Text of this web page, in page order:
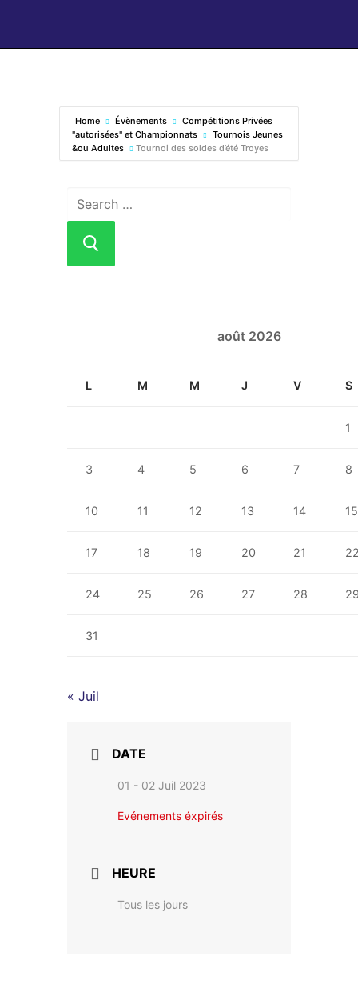
Home Évènements
Compétitions Privées
"autorisées" et Championnats
Tournois Jeunes
&ou Adultes
Tournoi des soldes d’été Troyes
août 2026
L M M J V S
1
3 4 5 6 7 8
10 11 12 13 14 15
17 18 19 20 21
24 25 26 27 28
31
« Juil
DATE
01 - 02 Juil 2023
Evénements éxpirés
HEURE
Tous les jours